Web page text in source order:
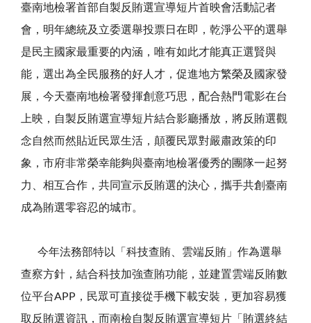
臺南地檢署首部自製反賄選宣導短片首映會活動記者
會，明年總統及立委選舉投票日在即，乾淨公平的選舉
是民主國家最重要的內涵，唯有如此才能真正選賢與
能，選出為全民服務的好人才，促進地方繁榮及國家發
展，今天臺南地檢署發揮創意巧思，配合熱門電影在台
上映，自製反賄選宣導短片結合影廳播放，將反賄選觀
念自然而然貼近民眾生活，顛覆民眾對嚴肅政策的印
象，市府非常榮幸能夠與臺南地檢署優秀的團隊一起努
力、相互合作，共同宣示反賄選的決心，攜手共創臺南
成為賄選零容忍的城市。
今年法務部特以「科技查賄、雲端反賄」作為選舉
查察方針，結合科技加強查賄功能，並建置雲端反賄數
位平台APP ，民眾可直接從手機下載安裝，更加容易獲
取反賄選資訊，而南檢自製反賄選宣導短片「賄選終結